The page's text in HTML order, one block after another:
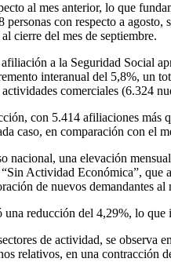
al mes anterior, lo que
con respecto a
cierre del mes de septiembre.
a la Seguridad Social
interanual del 5,8%, un
comerciales (6.324
con 5.414 afiliaciones
caso, en comparación con el
nacional, una elevación
Actividad Económica”,
de nuevos demandantes al
reducción del 4,29%, lo
de actividad, se observa
relativos, en una contracción